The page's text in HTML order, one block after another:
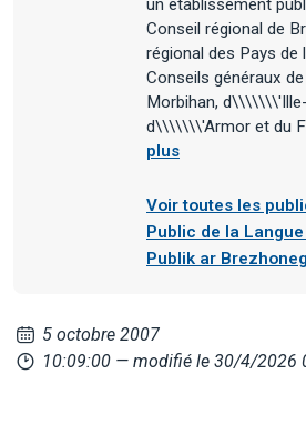
un établissement
Conseil régional de
régional des Pays de
Conseils généraux
Morbihan,
d\\\\\\\'Armor et du
plus
Voir toutes les
Public de la
Publik ar
5 octobre 2007
10:09:00 — modifié le 30/4/2026